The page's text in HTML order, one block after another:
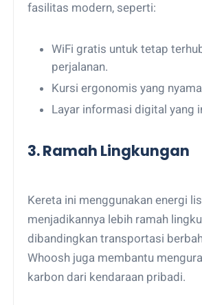
fasilitas modern, seperti:
WiFi gratis untuk tetap
perjalanan.
Kursi ergonomis yang
Layar informasi digital yang
3. Ramah Lingkungan
Kereta ini menggunakan energi
menjadikannya lebih ramah
dibandingkan transportasi
Whoosh juga membantu
karbon dari kendaraan pribadi.